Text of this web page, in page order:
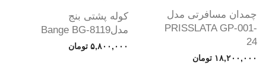
چمدان مسافرتی مدل
PRISSLATA GP-001-
24
۱۸,۲۰۰,۰۰۰ تومان
کوله پشتی بنج
مدلBange BG-8119
۵,۸۰۰,۰۰۰ تومان